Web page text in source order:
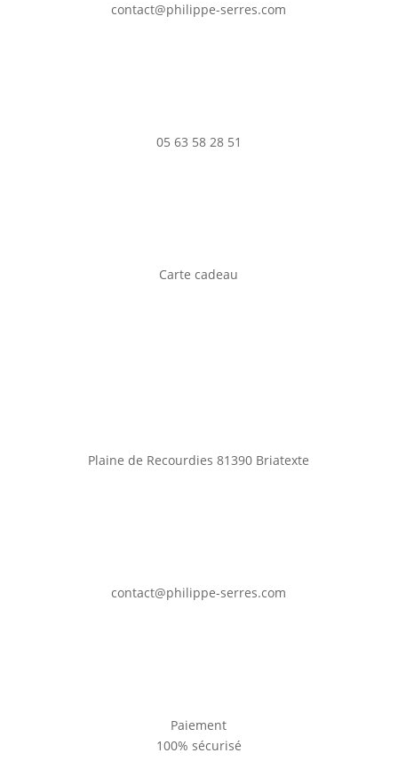
contact@philippe-serres.com
05 63 58 28 51
Carte cadeau
Plaine de Recourdies81390 Briatexte
contact@philippe-serres.com
Paiement
100% sécurisé